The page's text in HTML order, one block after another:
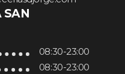
SAN
08:30-23:00
08:30-23:00